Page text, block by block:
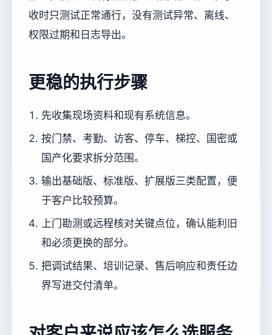
收时只测试正常通行，没有测试异常、离线、
权限过期和日志导出。
更稳的执行步骤
先收集现场资料和现有系统信息。
按门禁、考勤、访客、停车、梯控、国密或
国产化要求拆分范围。
输出基础版、标准版、扩展版三类配置，便
于客户比较预算。
上门勘测或远程核对关键点位，确认能利旧
和必须更换的部分。
把调试结果、培训记录、售后响应和责任边
界写进交付清单。